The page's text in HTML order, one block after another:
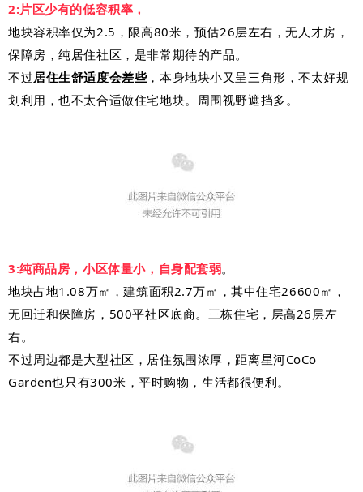
2:片区少有的低容积率 ，
地块容积率仅为2.5，限高80米，预估26层左右，无人才房，
保障房，纯居住社区，是非常期待的产品。
不过居住生舒适度会差些，本身地块小又呈三角形，不太好规
划利用，也不太合适做住宅地块。周围视野遮挡多。
3:纯商品房，小区体量小，自身配套弱。
地块占地1.08万㎡，建筑面积2.7万㎡，其中住宅26600㎡，
无回迁和保障房， 500平社区底商。三栋住宅，层高26层左
右。
不过周边都是大型社区，居住氛围浓厚，距离星河CoCo
Garden也只有300米，平时购物，生活都很便利。